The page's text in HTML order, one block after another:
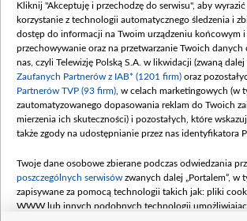
(wpłata wrzesień 100 mln,
mln, listopad 265 mln)
Dofinansowanie 48 862 000,00 PLN
Data podpisania umowy: GRUDZIEŃ
(wpłata grudzień 60,548 mln)
Dofinansowanie 900 000 000,00 PLN
Data podpisania umowy: LUTY 2026
kwiecień 180 mln, 7 maja 180 mln, 8
czerwca 90 mln)
Dofinansowanie 250 000 000,00 PLN
Kliknij "Akceptuję i przechodzę do serwisu", aby
korzystanie z technologii automatycznego śledzenia i
dostęp do informacji na Twoim urządzeniu końcowym i
przechowywanie oraz na przetwarzanie Twoich danych
nas, czyli Telewizję Polską S.A. w likwidacji (zwaną dalej
Zaufanych Partnerów z IAB* (1201 firm) oraz
Partnerów TVP (93 firm) , w celach marketingowych (w
zautomatyzowanego dopasowania reklam do Twoich
mierzenia ich skuteczności) i pozostałych, które
także zgody na udostępnianie przez nas identyfikatora
Twoje dane osobowe zbierane podczas odwiedzania
poszczególnych serwisów zwanych dalej „Portalem”, w
zapisywane za pomocą technologii takich jak: pliki
WWW lub innych podobnych technologii